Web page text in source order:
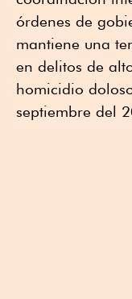
órdenes de
mantiene una
en delitos de
homicidio
septiembre del